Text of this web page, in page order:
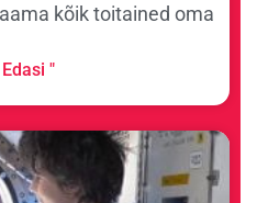
kõik toitained oma
"